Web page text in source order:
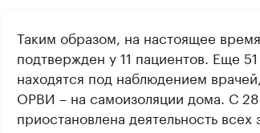
Таким образом, на настоящее
подтвержден у 11 пациентов. Еще
находятся под наблюдением
ОРВИ – на самоизоляции дома. С
приостановлена деятельность